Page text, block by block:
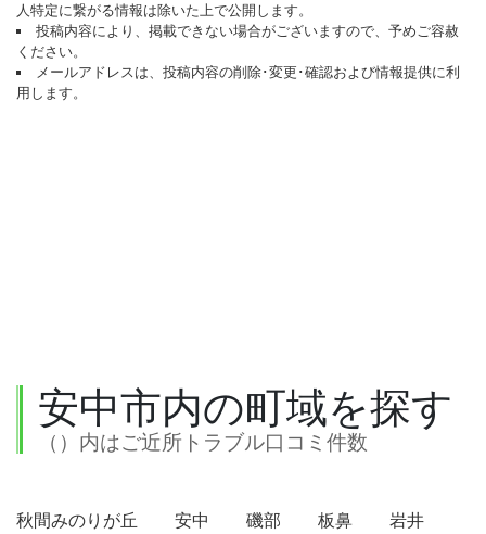
人特定に繋がる情報は除いた上で公開します。
投稿内容により、掲載できない場合がございますので、予めご容赦
ください。
メールアドレスは、投稿内容の削除･変更･確認および情報提供に利
用します。
安中市内の町域を探す
（）内はご近所トラブル口コミ件数
秋間みのりが丘 安中 磯部 板鼻
岩井